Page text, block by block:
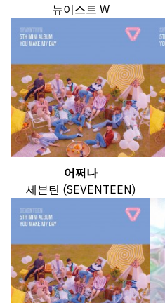
뉴이스트 W
어쩌나
세븐틴 (SEVENTEEN)